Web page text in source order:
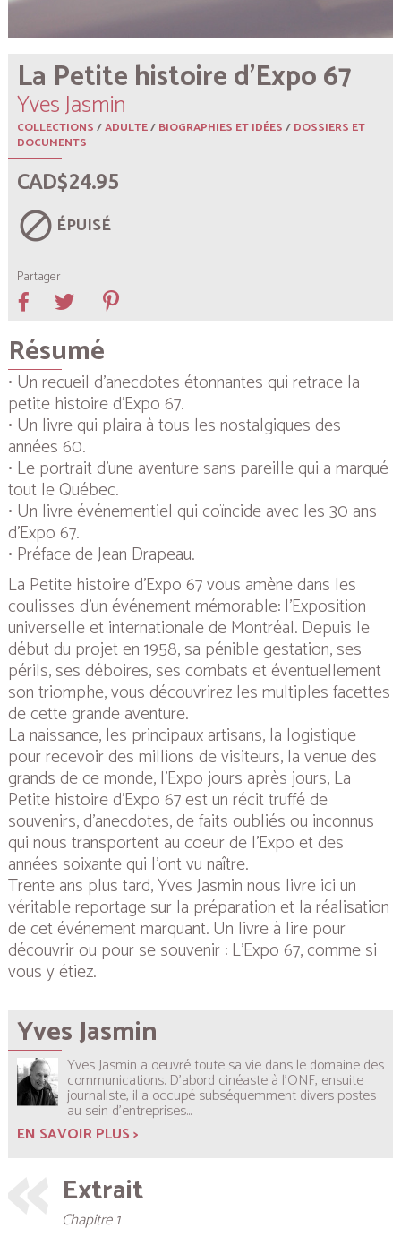
La Petite histoire d’Expo 67
Yves Jasmin
COLLECTIONS/ADULTE/BIOGRAPHIES ET IDÉES/DOSSIERS ET
DOCUMENTS
CAD$24.95
block ÉPUISÉ
Partager
Résumé
• Un recueil d’anecdotes étonnantes qui retrace la
petite histoire d’Expo 67.
• Un livre qui plaira à tous les nostalgiques des
années 60.
• Le portrait d’une aventure sans pareille qui a marqué
tout le Québec.
• Un livre événementiel qui coïncide avec les 30 ans
d’Expo 67.
• Préface de Jean Drapeau.
La Petite histoire d’Expo 67vous amène dans les
coulisses d’un événement mémorable: l’Exposition
universelle et internationale de Montréal. Depuis le
début du projet en 1958, sa pénible gestation, ses
périls, ses déboires, ses combats et éventuellement
son triomphe, vous découvrirez les multiples facettes
de cette grande aventure.
La naissance, les principaux artisans, la logistique
pour recevoir des millions de visiteurs, la venue des
grands de ce monde, l’Expo jours après jours,La
Petite histoire d’Expo 67est un récit truffé de
souvenirs, d’anecdotes, de faits oubliés ou inconnus
qui nous transportent au coeur de l’Expo et des
années soixante qui l’ont vu naître.
Trente ans plus tard, Yves Jasmin nous livre ici un
véritable reportage sur la préparation et la réalisation
de cet événement marquant. Un livre à lire pour
découvrir ou pour se souvenir : L’Expo 67, comme si
vous y étiez.
Yves Jasmin
Yves Jasmin a oeuvré toute sa vie dans le domaine des
communications. D’abord cinéaste à l’ONF, ensuite
journaliste, il a occupé subséquemment divers postes
au sein d’entreprises...
EN SAVOIR PLUS >
Extrait
Chapitre 1